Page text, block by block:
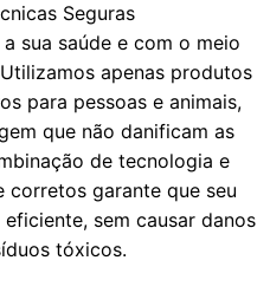
Seguras
sua saúde e com o meio
apenas produtos
para pessoas e animais,
que não danificam as
de tecnologia e
garante que seu
sem causar danos
tóxicos.